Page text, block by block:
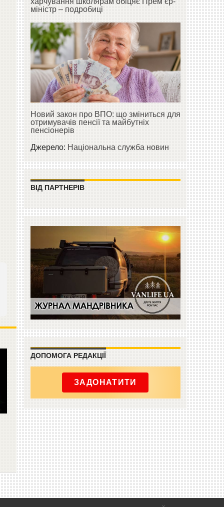
міністр – подробиці
Новий закон про ВПО: що зміниться для
отримувачів пенсії та майбутніх
пенсіонерів
Джерело:Національна служба новин
ВІД ПАРТНЕРІВ
ДОПОМОГА РЕДАКЦІЇ
ЗАДОНАТИТИ